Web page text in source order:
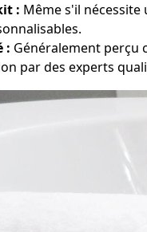
: Même s'il
: Généralement perçu
par des experts